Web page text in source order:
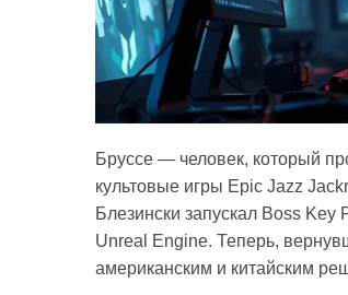
Бруссе — человек, который
культовые игры Epic Jazz
Блезински запускал Boss
Unreal Engine. Теперь,
американским и китайским